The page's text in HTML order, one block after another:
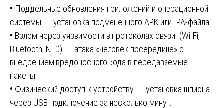
• Поддельные обновления приложений и операционной
системы — установка подмененного APK или IPA-файла.
• Взлом через уязвимости в протоколах связи (Wi-Fi,
Bluetooth, NFC) — атака «человек посередине» с
внедрением вредоносного кода в передаваемые
пакеты.
• Физический доступ к устройству — установка шпиона
через USB-подключение за несколько минут.